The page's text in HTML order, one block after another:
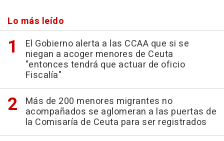
Lo más leído
El Gobierno alerta a las CCAA que si se
niegan a acoger menores de Ceuta
"entonces tendrá que actuar de oficio
Fiscalía"
Más de 200 menores migrantes no
acompañados se aglomeran a las puertas de
la Comisaría de Ceuta para ser registrados